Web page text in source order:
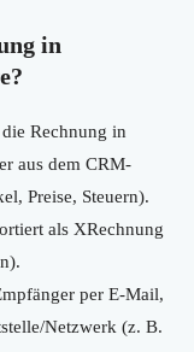
in
Rechnung in
aus dem CRM-
Preise, Steuern).
als XRechnung
per E‑Mail,
Netzwerk (z. B.